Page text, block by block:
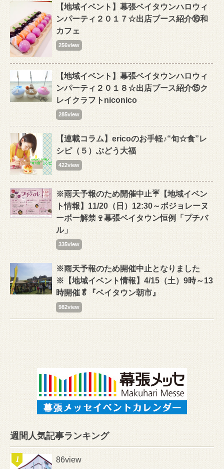
【地域イベント】幕張ベイタウンハロウィ
ンパーティ２０１７☆出店ブース紹介⑯和
カフェ
256view
【地域イベント】幕張ベイタウンハロウィ
ンパーティ２０１８☆出店ブース紹介⑮ク
レイクラフトniconico
285view
【連載コラム】ericoのお手軽♪“旬☆食”レ
シピ（５）ぶどう大福
422view
※雨天予報のため開催中止☔【地域イベン
ト情報】11/20（日）12:30～ボジョレーヌ
ーボー解禁🍷幕張ベイタウン恒例「プチバ
ル」
335view
※雨天予報のため開催中止となりました
※【地域イベント情報】4/15（土）9時～13
時開催🥬『ベイタウン朝市』
982view
週間人気記事ランキング
86view